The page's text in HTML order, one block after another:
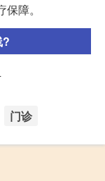
障。
?
门诊